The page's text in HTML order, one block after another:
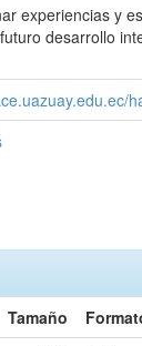
experiencias y
desarrollo
Tamaño